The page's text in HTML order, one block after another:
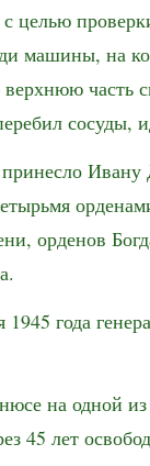
целью
машины, на
сосуды,
орденов
года
на одной
45 лет